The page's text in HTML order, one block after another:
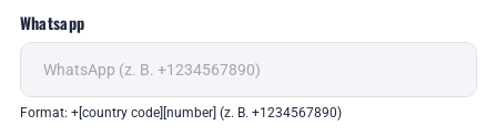
Whatsapp
Format: +[country code][number] (z. B. +1234567890)